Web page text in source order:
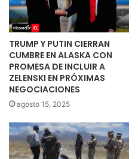
TRUMP Y PUTIN CIERRAN
CUMBRE EN ALASKA CON
PROMESA DE INCLUIR A
ZELENSKI EN PRÓXIMAS
NEGOCIACIONES
agosto 15, 2025